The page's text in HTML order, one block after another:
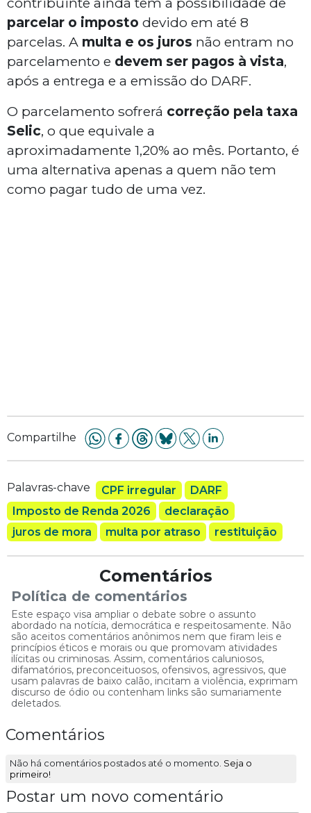
parcelar o imposto devido em até 8
parcelas. A multa e os juros não entram no
parcelamento e devem ser pagos à vista,
após a entrega e a emissão do DARF.
O parcelamento sofrerá correção pela taxa
Selic, o que equivale a
aproximadamente 1,20% ao mês. Portanto, é
uma alternativa apenas a quem não tem
como pagar tudo de uma vez.
Compartilhe
Palavras-chave CPF irregular
DARF
Imposto de Renda 2026
declaração
juros de mora
multa por atraso restituição
Comentários
Política de comentários
Este espaço visa ampliar o debate sobre o assunto
abordado na notícia, democrática e respeitosamente. Não
são aceitos comentários anônimos nem que firam leis e
princípios éticos e morais ou que promovam atividades
ilícitas ou criminosas. Assim, comentários caluniosos,
difamatórios, preconceituosos, ofensivos, agressivos, que
usam palavras de baixo calão, incitam a violência, exprimam
discurso de ódio ou contenham links são sumariamente
deletados.
Comentários
Não há comentários postados até o momento. Seja o
primeiro!
Postar um novo comentário